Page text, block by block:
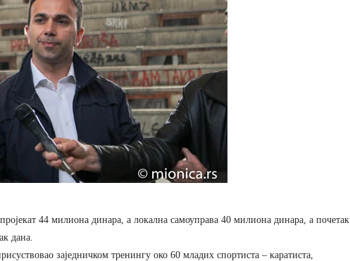
44 милиона динара, а локална самоуправа 40 милиона динара, а почетак
дана.
заједничком тренингу око 60 младих спортиста – каратиста,